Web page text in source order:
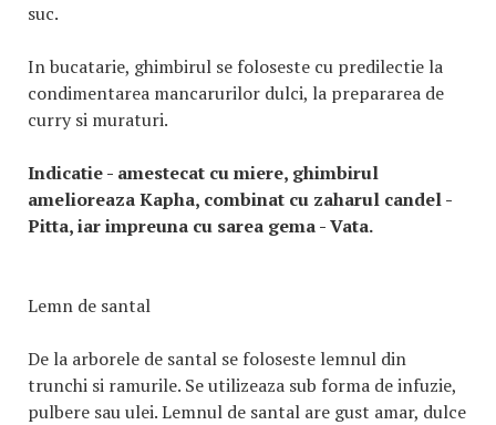
suc.
In bucatarie, ghimbirul se foloseste cu predilectie la
condimentarea mancarurilor dulci, la prepararea de
curry si muraturi.
Indicatie - amestecat cu miere, ghimbirul
amelioreaza Kapha, combinat cu zaharul candel -
Pitta, iar impreuna cu sarea gema - Vata.
Lemn de santal
De la arborele de santal se foloseste lemnul din
trunchi si ramurile. Se utilizeaza sub forma de infuzie,
pulbere sau ulei. Lemnul de santal are gust amar, dulce